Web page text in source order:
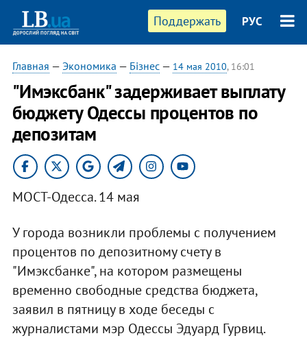
Поддержать РУС
Главная — Экономика — Бізнес— 14 мая 2010, 16:01
"Имэксбанк" задерживает выплату
бюджету Одессы процентов по
депозитам
МОСТ-Одесса. 14 мая
У города возникли проблемы с получением
процентов по депозитному счету в
"Имэксбанке", на котором размещены
временно свободные средства бюджета,
заявил в пятницу в ходе беседы с
журналистами мэр Одессы Эдуард Гурвиц.